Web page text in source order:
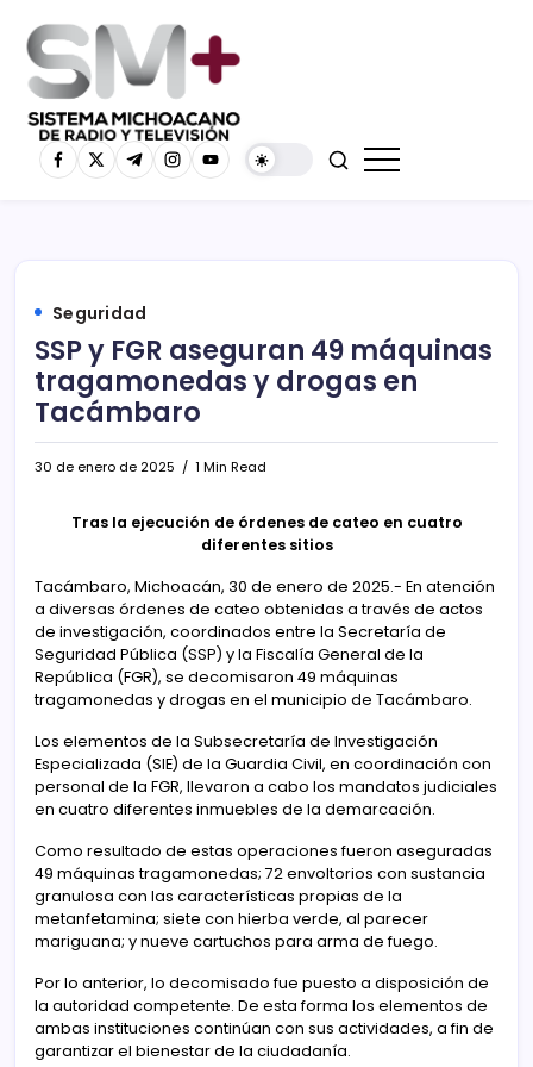
Seguridad
SSP y FGR aseguran 49 máquinas
tragamonedas y drogas en
Tacámbaro
30 de enero de 2025 1 Min Read
Tras la ejecución de órdenes de cateo en cuatro
diferentes sitios
Tacámbaro, Michoacán, 30 de enero de 2025.- En atención
a diversas órdenes de cateo obtenidas a través de actos
de investigación, coordinados entre la Secretaría de
Seguridad Pública (SSP) y la Fiscalía General de la
República (FGR), se decomisaron 49 máquinas
tragamonedas y drogas en el municipio de Tacámbaro.
Los elementos de la Subsecretaría de Investigación
Especializada (SIE) de la Guardia Civil, en coordinación con
personal de la FGR, llevaron a cabo los mandatos judiciales
en cuatro diferentes inmuebles de la demarcación.
Como resultado de estas operaciones fueron aseguradas
49 máquinas tragamonedas; 72 envoltorios con sustancia
granulosa con las características propias de la
metanfetamina; siete con hierba verde, al parecer
mariguana; y nueve cartuchos para arma de fuego.
Por lo anterior, lo decomisado fue puesto a disposición de
la autoridad competente. De esta forma los elementos de
ambas instituciones continúan con sus actividades, a fin de
garantizar el bienestar de la ciudadanía.